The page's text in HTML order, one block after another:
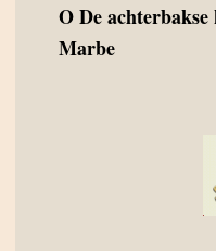
ODe
Marbe